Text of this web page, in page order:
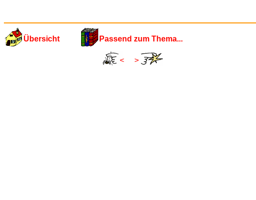
Übersicht Passend zum Thema...
< >